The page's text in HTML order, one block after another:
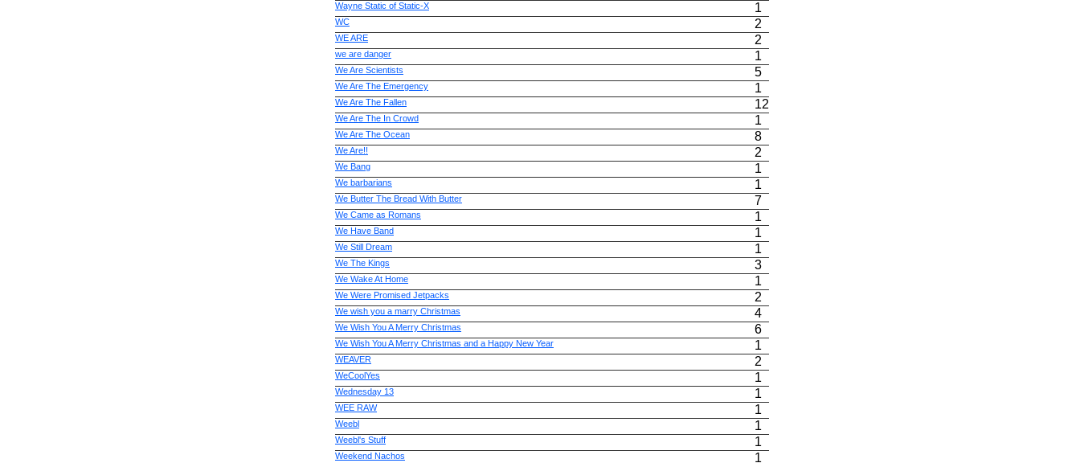
Wayne Static of Static-X 1
WC 2
WE ARE 2
we are danger 1
We Are Scientists 5
We Are The Emergency 1
We Are The Fallen 12
We Are The In Crowd 1
We Are The Ocean 8
We Are!! 2
We Bang 1
We barbarians 1
We Butter The Bread With Butter 7
We Came as Romans 1
We Have Band 1
We Still Dream 1
We The Kings 3
We Wake At Home 1
We Were Promised Jetpacks 2
We wish you a marry Christmas 4
We Wish You A Merry Christmas 6
We Wish You A Merry Christmas and a Happy New Year 1
WEAVER 2
WeCoolYes 1
Wednesday 13 1
WEE RAW 1
Weebl 1
Weebl's Stuff 1
Weekend Nachos 1